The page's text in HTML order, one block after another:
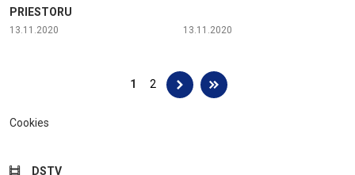
PRIESTORU
13.11.2020 13.11.2020
1 2
Cookies
DSTV